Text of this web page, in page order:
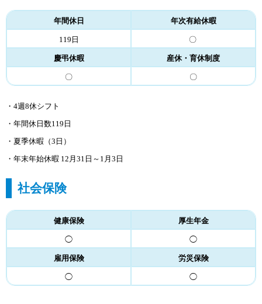
年間休日 年次有給休暇
119日 〇
慶弔休暇 産休・育休制度
〇 〇
・4週8休シフト
・年間休日数119日
・夏季休暇（3日）
・年末年始休暇 12月31日～1月3日
社会保険
健康保険 厚生年金
◯ ◯
雇用保険 労災保険
◯ ◯